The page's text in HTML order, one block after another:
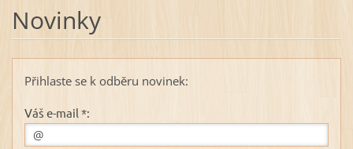
Novinky
Přihlaste se k odběru novinek:
Váš e-mail *: